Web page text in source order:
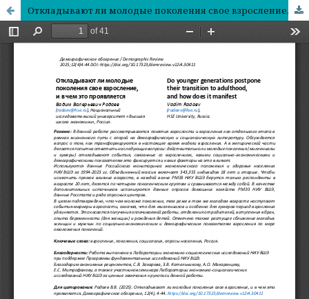
Откладывают ли молодые поколения свое взросление, и в чем это проявляется